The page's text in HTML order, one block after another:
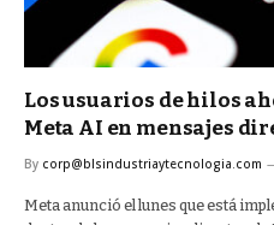
Los usuarios de hilos
Meta AI en mensajes
By corp@blsindustriaytecnologia.com
Meta anunció el lunes que está